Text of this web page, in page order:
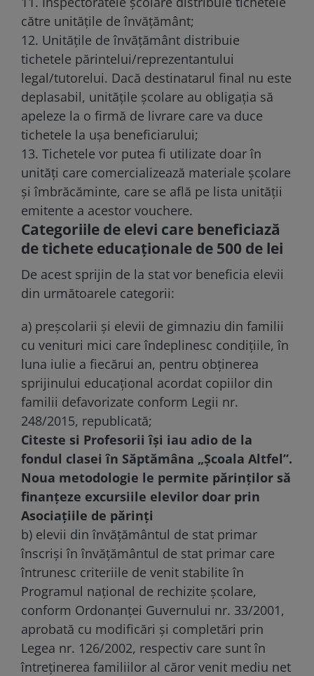
către unitățile de învățământ;
12. Unitățile de învățământ distribuie
tichetele părintelui/reprezentantului
legal/tutorelui. Dacă destinatarul final nu este
deplasabil, unitățile școlare au obligația să
apeleze la o firmă de livrare care va duce
tichetele la ușa beneficiarului;
13. Tichetele vor putea fi utilizate doar în
unități care comercializează materiale școlare
și îmbrăcăminte, care se află pe lista unității
emitente a acestor vouchere.
Categoriile de elevi care beneficiază
de tichete educaționale de 500 de lei
De acest sprijin de la stat vor beneficia elevii
din următoarele categorii:
a) preșcolarii și elevii de gimnaziu din familii
cu venituri mici care îndeplinesc condițiile, în
luna iulie a fiecărui an, pentru obținerea
sprijinului educațional acordat copiilor din
familii defavorizate conform Legii nr.
248/2015, republicată;
Citeste si Profesorii își iau adio de la
fondul clasei în Săptămâna „Școala Altfel”.
Noua metodologie le permite părinților să
finanțeze excursiile elevilor doar prin
Asociațiile de părinți
b) elevii din învățământul de stat primar
înscriși în învățământul de stat primar care
întrunesc criteriile de venit stabilite în
Programul național de rechizite școlare,
conform Ordonanței Guvernului nr. 33/2001,
aprobată cu modificări și completări prin
Legea nr. 126/2002, respectiv care sunt în
întreținerea familiilor al căror venit mediu net